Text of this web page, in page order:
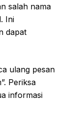
salah nama
Ini
dapat
ulang pesan
Periksa
informasi